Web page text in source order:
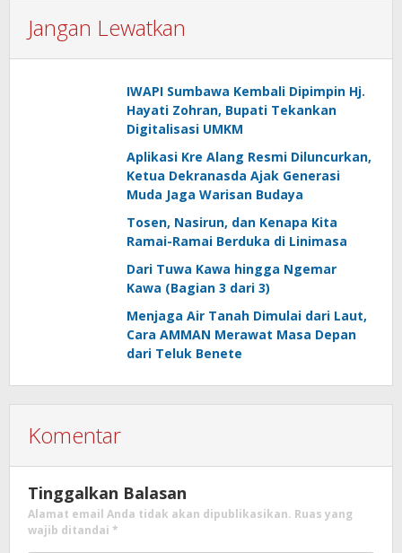
Jangan Lewatkan
IWAPI Sumbawa Kembali Dipimpin Hj.
Hayati Zohran, Bupati Tekankan
Digitalisasi UMKM
Aplikasi Kre Alang Resmi Diluncurkan,
Ketua Dekranasda Ajak Generasi
Muda Jaga Warisan Budaya
Tosen, Nasirun, dan Kenapa Kita
Ramai-Ramai Berduka di Linimasa
Dari Tuwa Kawa hingga Ngemar
Kawa (Bagian 3 dari 3)
Menjaga Air Tanah Dimulai dari Laut,
Cara AMMAN Merawat Masa Depan
dari Teluk Benete
Komentar
Tinggalkan Balasan
Alamat email Anda tidak akan dipublikasikan. Ruas yang
wajib ditandai *